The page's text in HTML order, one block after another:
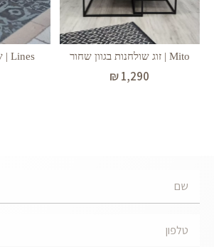
Mito | זוג שולחנות בגוון שחור
₪1,290
Lines | שולחן מעוצב פסים